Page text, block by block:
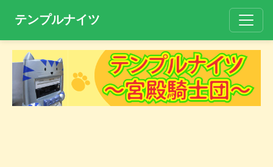
テンプルナイツ